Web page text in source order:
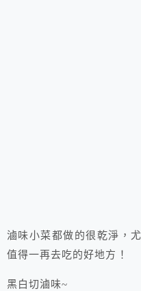
滷味小菜都做的很乾淨，
值得一再去吃的好地方！
黑白切滷味~